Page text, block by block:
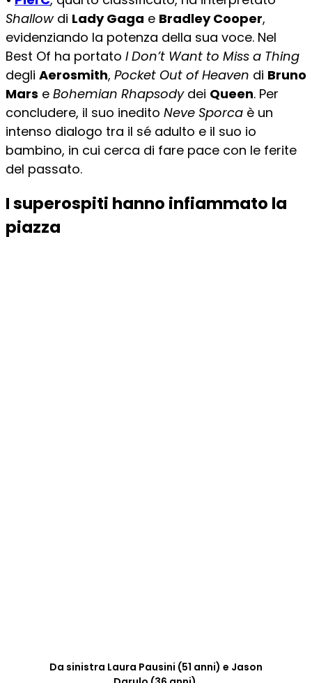
Shallowdi Lady Gaga e Bradley Cooper,
evidenziando la potenza della sua voce. Nel
Best Of ha portato I Don’t Want to Miss a Thing
degli Aerosmith, Pocket Out of Heaven di Bruno
Mars e Bohemian Rhapsodydei Queen. Per
concludere, il suo inedito Neve Sporca è un
intenso dialogo tra il sé adulto e il suo io
bambino, in cui cerca di fare pace con le ferite
del passato.
I superospiti hanno infiammato la
piazza
Da sinistra Laura Pausini (51 anni) e Jason